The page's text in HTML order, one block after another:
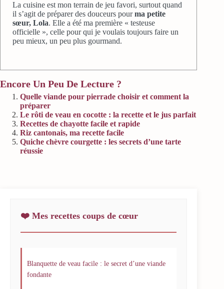
La cuisine est mon terrain de jeu favori, surtout quand
il s’agit de préparer des douceurs pourma petite
sœur, Lola. Elle a été ma première « testeuse
officielle », celle pour qui je voulais toujours faire un
peu mieux, un peu plus gourmand.
Encore Un Peu De Lecture ?
Quelle viande pour pierrade choisir et comment la
préparer
Le rôti de veau en cocotte : la recette et le jus parfait
Recettes de chayotte facile et rapide
Riz cantonais, ma recette facile
Quiche chèvre courgette : les secrets d’une tarte
réussie
❤️ Mes recettes coups de cœur
Blanquette de veau facile : le secret d’une viande
fondante